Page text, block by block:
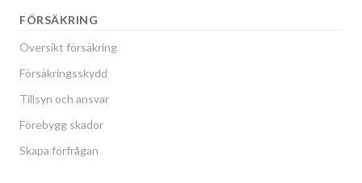
FÖRSÄKRING
Översikt försäkring
Försäkringsskydd
Tillsyn och ansvar
Förebygg skador
Skapa förfrågan